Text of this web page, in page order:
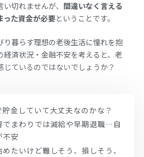
切れませんが、 間違いなく言える
った資金が必要ということです。
り暮らす理想の老後生活に憧れを抱
経済状況・金融不安を考えると、老
ているのではないでしょうか？
金していて大丈夫なのかな？
でまわりでは減給や早期退職…自
不安
たいけど難しそう、損しそう、